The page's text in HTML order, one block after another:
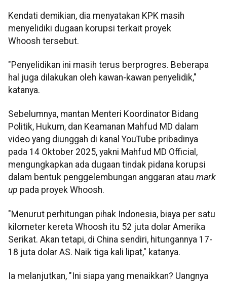
Kendati demikian, dia menyatakan KPK masih
menyelidiki dugaan korupsi terkait proyek
Whoosh tersebut.
"Penyelidikan ini masih terus berprogres. Beberapa
hal juga dilakukan oleh kawan-kawan penyelidik,"
katanya.
Sebelumnya, mantan Menteri Koordinator Bidang
Politik, Hukum, dan Keamanan Mahfud MD dalam
video yang diunggah di kanal YouTube pribadinya
pada 14 Oktober 2025, yakni Mahfud MD Official,
mengungkapkan ada dugaan tindak pidana korupsi
dalam bentuk penggelembungan anggaran atau mark
up pada proyek Whoosh.
"Menurut perhitungan pihak Indonesia, biaya per satu
kilometer kereta Whoosh itu 52 juta dolar Amerika
Serikat. Akan tetapi, di China sendiri, hitungannya 17-
18 juta dolar AS. Naik tiga kali lipat," katanya.
Ia melanjutkan, "Ini siapa yang menaikkan? Uangnya